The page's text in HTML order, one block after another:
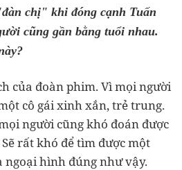
chị" khi đóng cạnh Tuấn
cũng gần bằng tuổi nhau.
của đoàn phim. Vì mọi người
cô gái xinh xắn, trẻ trung.
người cũng khó đoán được
rất khó để tìm được một
ngoại hình đúng như vậy.